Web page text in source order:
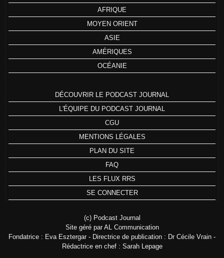
AFRIQUE
MOYEN ORIENT
ASIE
AMÉRIQUES
OCÉANIE
DÉCOUVRIR LE PODCAST JOURNAL
L'ÉQUIPE DU PODCAST JOURNAL
CGU
MENTIONS LÉGALES
PLAN DU SITE
FAQ
LES FLUX RRS
SE CONNECTER
(c) Podcast Journal
Site géré par AL Communication
Fondatrice : Eva Esztergar - Directrice de publication : Dr Cécile Vrain -
Rédactrice en chef : Sarah Lepage